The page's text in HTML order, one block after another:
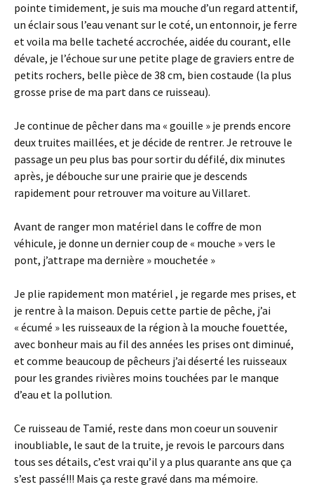
pointe timidement, je suis ma mouche d’un regard attentif,
un éclair sous l’eau venant sur le coté, un entonnoir, je ferre
et voila ma belle tacheté accrochée, aidée du courant, elle
dévale, je l’échoue sur une petite plage de graviers entre de
petits rochers, belle pièce de 38 cm, bien costaude (la plus
grosse prise de ma part dans ce ruisseau).
Je continue de pêcher dans ma « gouille » je prends encore
deux truites maillées, et je décide de rentrer. Je retrouve le
passage un peu plus bas pour sortir du défilé, dix minutes
après, je débouche sur une prairie que je descends
rapidement pour retrouver ma voiture au Villaret.
Avant de ranger mon matériel dans le coffre de mon
véhicule, je donne un dernier coup de « mouche » vers le
pont, j’attrape ma dernière » mouchetée »
Je plie rapidement mon matériel , je regarde mes prises, et
je rentre à la maison. Depuis cette partie de pêche, j’ai
« écumé » les ruisseaux de la région à la mouche fouettée,
avec bonheur mais au fil des années les prises ont diminué,
et comme beaucoup de pêcheurs j’ai déserté les ruisseaux
pour les grandes rivières moins touchées par le manque
d’eau et la pollution.
Ce ruisseau de Tamié, reste dans mon coeur un souvenir
inoubliable, le saut de la truite, je revois le parcours dans
tous ses détails, c’est vrai qu’il y a plus quarante ans que ça
s’est passé!!! Mais ça reste gravé dans ma mémoire.